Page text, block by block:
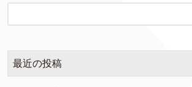
最近の投稿